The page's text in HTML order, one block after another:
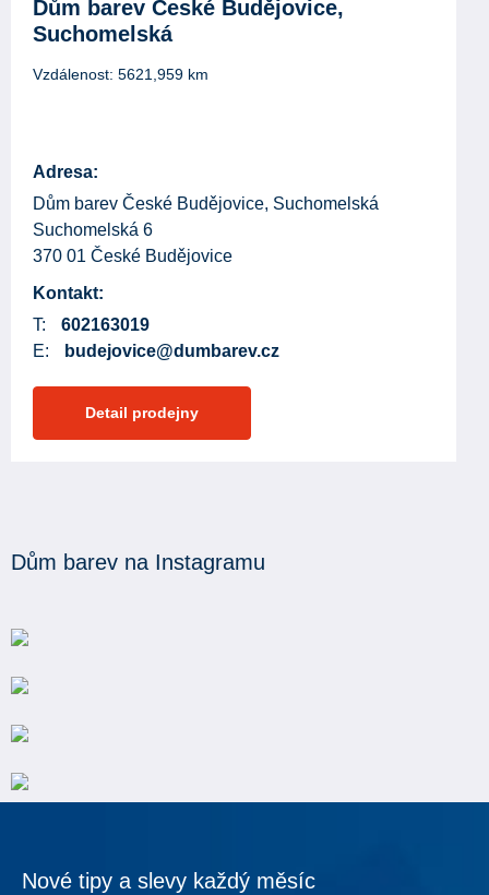
Dům barev České Budějovice,
Suchomelská
Vzdálenost: 5621,959 km
Adresa:
Dům barev České Budějovice, Suchomelská
Suchomelská 6
370 01 České Budějovice
Kontakt:
T:
602163019
E:
budejovice@dumbarev.cz
Detail prodejny
Dům barev na Instagramu
Nové tipy a slevy každý měsíc